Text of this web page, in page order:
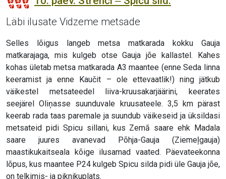
Läbi ilusate Vidzeme metsade
Selles lõigus langeb metsa matkarada kokku Gauja
matkarajaga, mis kulgeb otse Gauja jõe kallastel. Kahes
kohas ületab metsa matkarada A3 maantee (enne Seda linna
keeramist ja enne Kaučit – ole ettevaatlik!) ning jätkub
väikestel metsateedel liiva-kruusakarjäärini, keerates
seejärel Oliņasse suunduvale kruusateele. 3,5 km pärast
keerab rada taas paremale ja suundub väikeseid ja üksildasi
metsateid pidi Spicu sillani, kus Zemā saare ehk Madala
saare juures avanevad Põhja-Gauja (Ziemeļgauja)
maastikukaitseala kõige ilusamad vaated. Päevateekonna
lõpus, kus maantee P24 kulgeb Spicu silda pidi üle Gauja jõe,
on telkimis- ja piknikuplats.